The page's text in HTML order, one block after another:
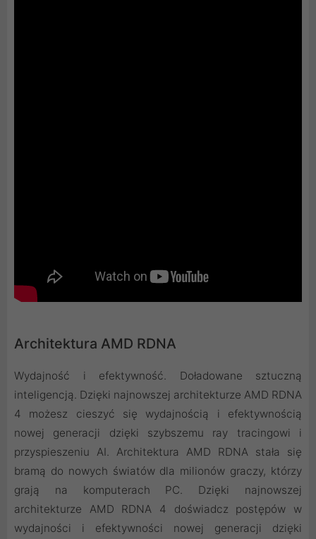
Architektura AMD RDNA
Wydajność i efektywność. Doładowane sztuczną
inteligencją. Dzięki najnowszej architekturze AMD RDNA
4 możesz cieszyć się wydajnością i efektywnością
nowej generacji dzięki szybszemu ray tracingowi i
przyspieszeniu AI. Architektura AMD RDNA stała się
bramą do nowych światów dla milionów graczy, którzy
grają na komputerach PC. Dzięki najnowszej
architekturze AMD RDNA 4 doświadcz postępów w
wydajności i efektywności nowej generacji dzięki